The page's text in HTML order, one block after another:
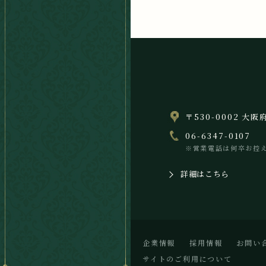
〒530-0002 大阪
06-6347-0107
※営業電話は何卒お控
詳細はこちら
企業情報 採用情報
お問い
サイトのご利用について